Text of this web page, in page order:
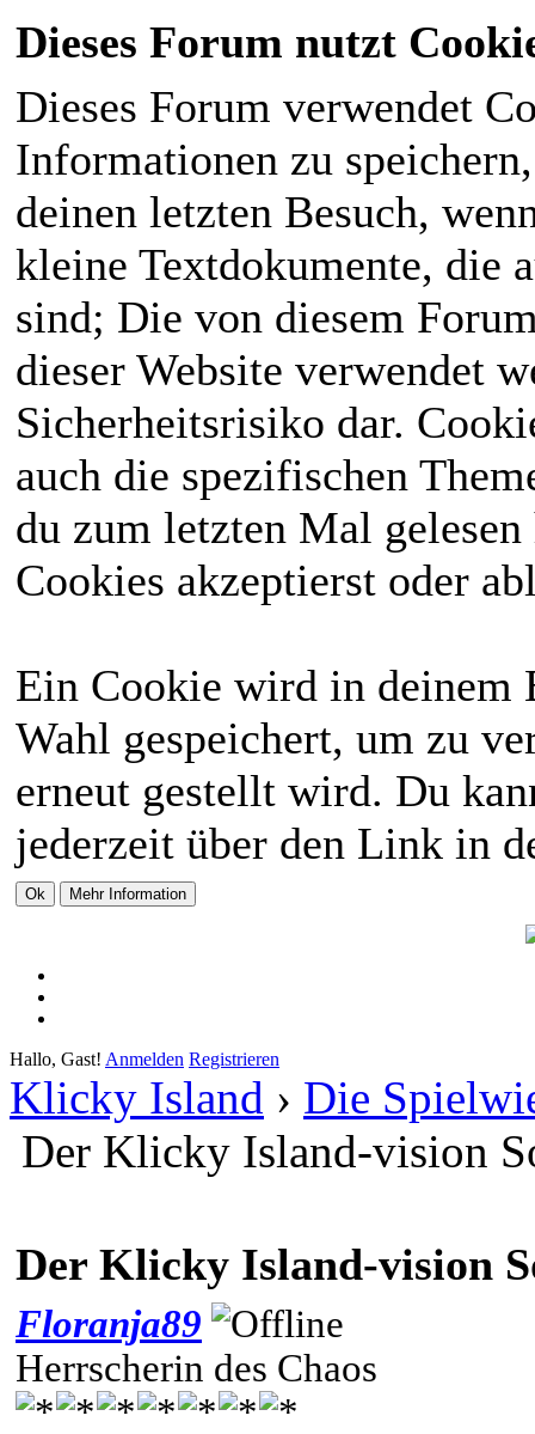
Dieses Forum nutzt
Dieses Forum verwendet
Informationen zu
deinen letzten Besuch,
kleine Textdokumente, die
sind; Die von diesem
dieser Website verwendet
Sicherheitsrisiko dar.
auch die spezifischen
du zum letzten Mal
Cookies akzeptierst oder
Ein Cookie wird in deinem
Wahl gespeichert, um zu
erneut gestellt wird. Du
jederzeit über den Link in
Hallo, Gast! Anmelden Registrieren
Klicky Island › Die
Der Klicky Island-vision
Der Klicky Island-vision
Floranja89
Herrscherin des Chaos